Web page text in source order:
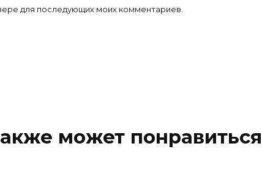
для последующих моих комментариев.
может понравиться